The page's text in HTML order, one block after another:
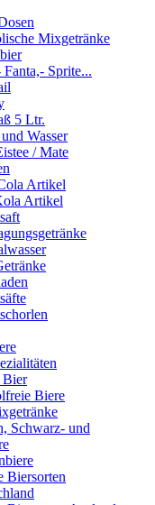
Mixgetränke
Fanta,- Sprite...
5 Ltr.
Wasser
/ Mate
Artikel
Artikel
Bier
Biere
Schwarz- und
Biersorten